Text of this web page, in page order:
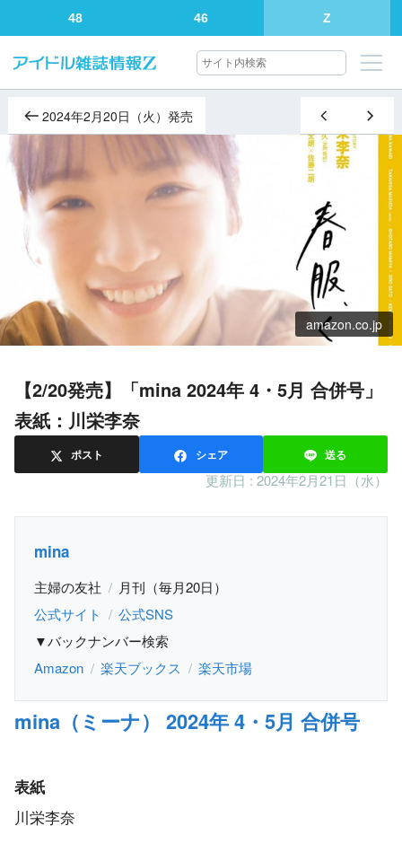
48 46 Z
2024年2月20日（火）発売
amazon.co.jp
【2/20発売】「mina 2024年 4・5月 合併号」
表紙：川栄李奈
ポスト シェア 送る
更新日 : 2024年2月21日（水）
mina
主婦の友社
月刊（毎月20日）
公式サイト
公式SNS
▼バックナンバー検索
Amazon
楽天ブックス 楽天市場
mina（ミーナ） 2024年 4・5月 合併号
表紙
川栄李奈